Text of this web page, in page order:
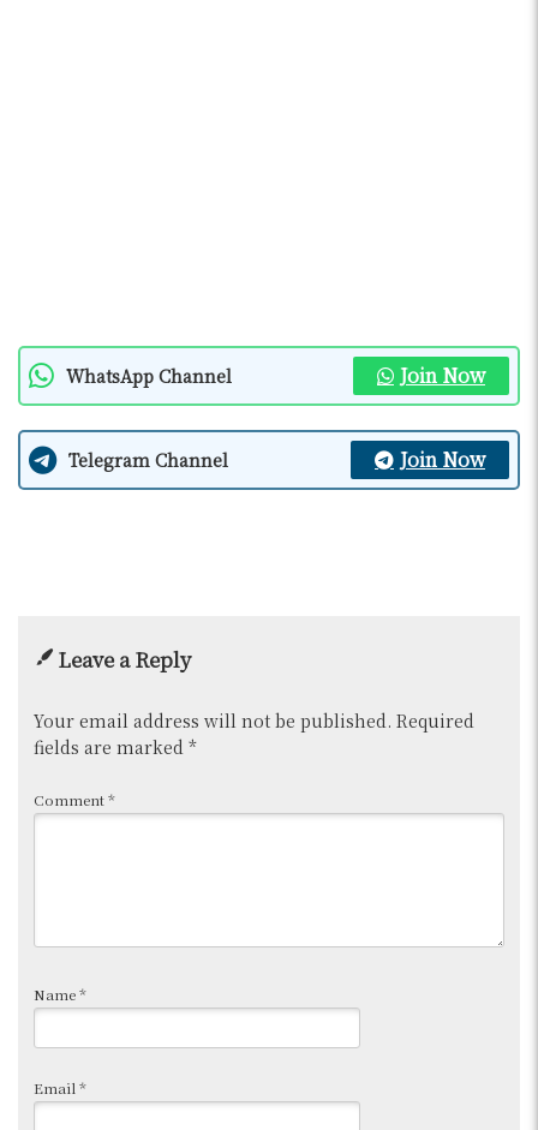
WhatsApp Channel Join Now
Telegram Channel Join Now
Leave a Reply
Your email address will not be published. Required
fields are marked *
Comment*
Name*
Email *